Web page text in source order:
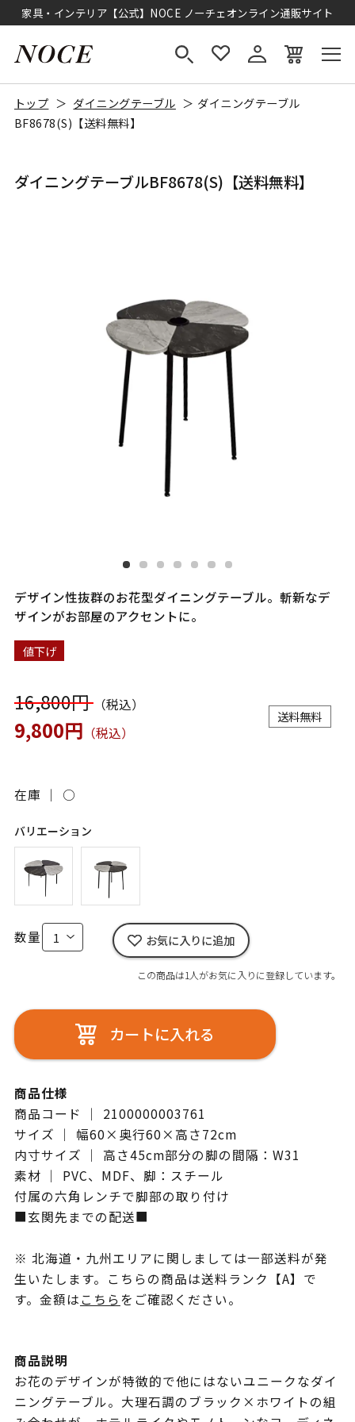
家具・インテリア【公式】NOCE ノーチェオンライン通販サイト
トップ ダイニングテーブル
ダイニングテーブル
BF8678(S)【送料無料】
ダイニングテーブルBF8678(S)【送料無料】
デザイン性抜群のお花型ダイニングテーブル。斬新なデ
ザインがお部屋のアクセントに。
値下げ
16,800円（税込）
9,800円 （税込）
送料無料
在庫 ｜ ○
バリエーション
数量 お気に入りに追加
この商品は1人がお気に入りに登録しています。
カートに入れる
商品仕様
商品コード ｜ 2100000003761
サイズ ｜ 幅60×奥行60×高さ72cm
内寸サイズ ｜ 高さ45cm部分の脚の間隔：W31
素材 ｜ PVC、MDF、脚：スチール
付属の六角レンチで脚部の取り付け
■玄関先までの配送■
※ 北海道・九州エリアに関しましては一部送料が発
生いたします。こちらの商品は送料ランク【A】で
す。金額はこちらをご確認ください。
商品説明
お花のデザインが特徴的で他にはないユニークなダイ
ニングテーブル。大理石調のブラック×ホワイトの組